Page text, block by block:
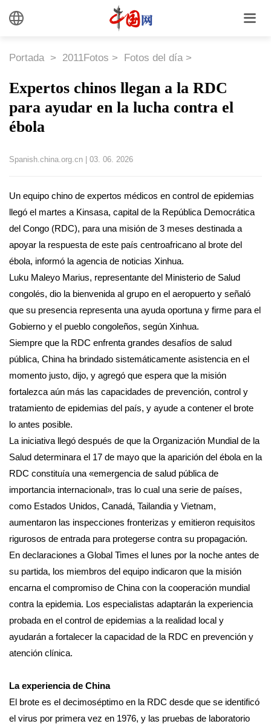
Portada > 2011Fotos > Fotos del día >
Expertos chinos llegan a la RDC
para ayudar en la lucha contra el
ébola
Spanish.china.org.cn 03. 06. 2026
Un equipo chino de expertos médicos en control de epidemias
llegó el martes a Kinsasa, capital de la República Democrática
del Congo (RDC), para una misión de 3 meses destinada a
apoyar la respuesta de este país centroafricano al brote del
ébola, informó la agencia de noticias Xinhua.
Luku Maleyo Marius, representante del Ministerio de Salud
congolés, dio la bienvenida al grupo en el aeropuerto y señaló
que su presencia representa una ayuda oportuna y firme para el
Gobierno y el pueblo congoleños, según Xinhua.
Siempre que la RDC enfrenta grandes desafíos de salud
pública, China ha brindado sistemáticamente asistencia en el
momento justo, dijo, y agregó que espera que la misión
fortalezca aún más las capacidades de prevención, control y
tratamiento de epidemias del país, y ayude a contener el brote
lo antes posible.
La iniciativa llegó después de que la Organización Mundial de la
Salud determinara el 17 de mayo que la aparición del ébola en la
RDC constituía una «emergencia de salud pública de
importancia internacional», tras lo cual una serie de países,
como Estados Unidos, Canadá, Tailandia y Vietnam,
aumentaron las inspecciones fronterizas y emitieron requisitos
rigurosos de entrada para protegerse contra su propagación.
En declaraciones a Global Times el lunes por la noche antes de
su partida, los miembros del equipo indicaron que la misión
encarna el compromiso de China con la cooperación mundial
contra la epidemia. Los especialistas adaptarán la experiencia
probada en el control de epidemias a la realidad local y
ayudarán a fortalecer la capacidad de la RDC en prevención y
atención clínica.
La experiencia de China
El brote es el decimoséptimo en la RDC desde que se identificó
el virus por primera vez en 1976, y las pruebas de laboratorio